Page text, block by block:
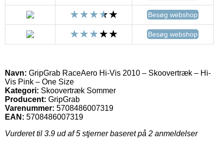
Besøg webshop
Besøg webshop
Navn: GripGrab RaceAero Hi-Vis 2010 – Skoovertræk – Hi-
Vis Pink – One Size
Kategori: Skoovertræk Sommer
Producent: GripGrab
Varenummer: 5708486007319
EAN: 5708486007319
Vurderet til 3.9 ud af 5 stjerner baseret på 2 anmeldelser